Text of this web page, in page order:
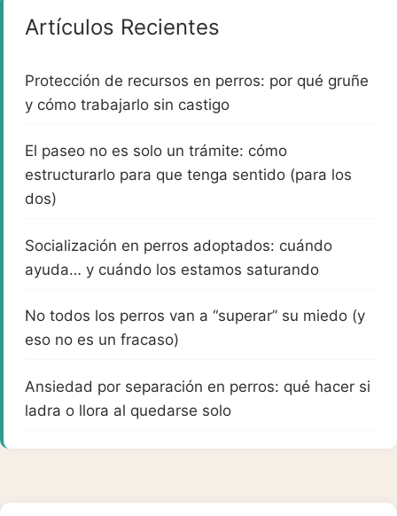
Artículos Recientes
Protección de recursos en perros: por qué gruñe
y cómo trabajarlo sin castigo
El paseo no es solo un trámite: cómo
estructurarlo para que tenga sentido (para los
dos)
Socialización en perros adoptados: cuándo
ayuda… y cuándo los estamos saturando
No todos los perros van a “superar” su miedo (y
eso no es un fracaso)
Ansiedad por separación en perros: qué hacer si
ladra o llora al quedarse solo